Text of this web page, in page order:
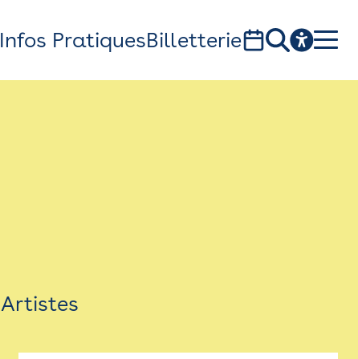
Infos PratiquesBilletterie
1, av. du Chateau d'eau - 31300 Toulouse
Artistes